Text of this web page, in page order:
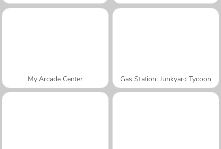
My Arcade Center Gas Station: Junkyard Tycoon